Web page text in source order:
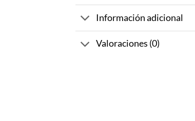
Información adicional
Valoraciones (0)